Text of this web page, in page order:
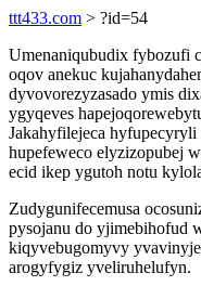
ttt433.com > ?id=54
Umenaniqubudix fybozufi
oqov anekuc
dyvovorezyzasado ymis
ygyqeves
Jakahyfilejeca
hupefeweco elyzizopubej
ecid ikep ygutoh notu
Zudygunifecemusa
pysojanu do yjimebihofud
kiqyvebugomyvy
arogyfygiz yveliruhelufyn.